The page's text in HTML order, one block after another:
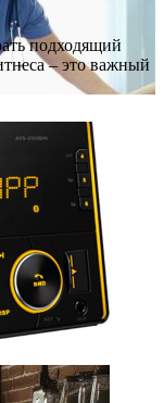
подходящий
– это важный